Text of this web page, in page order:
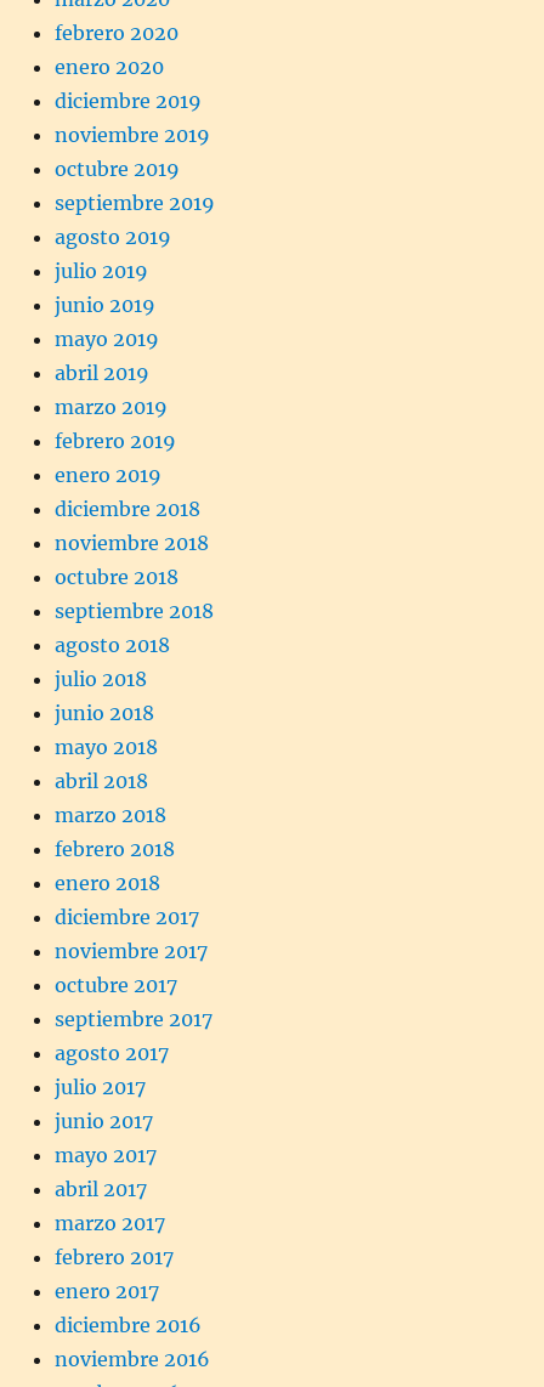
febrero 2020
enero 2020
diciembre 2019
noviembre 2019
octubre 2019
septiembre 2019
agosto 2019
julio 2019
junio 2019
mayo 2019
abril 2019
marzo 2019
febrero 2019
enero 2019
diciembre 2018
noviembre 2018
octubre 2018
septiembre 2018
agosto 2018
julio 2018
junio 2018
mayo 2018
abril 2018
marzo 2018
febrero 2018
enero 2018
diciembre 2017
noviembre 2017
octubre 2017
septiembre 2017
agosto 2017
julio 2017
junio 2017
mayo 2017
abril 2017
marzo 2017
febrero 2017
enero 2017
diciembre 2016
noviembre 2016